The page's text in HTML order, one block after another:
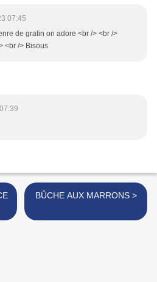
07:45
de gratin on adore <br /> <br />
<br /> Bisous
BÛCHE AUX MARRONS >